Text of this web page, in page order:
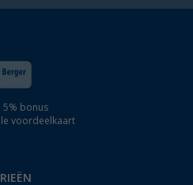
5% bonus
voordeelkaart